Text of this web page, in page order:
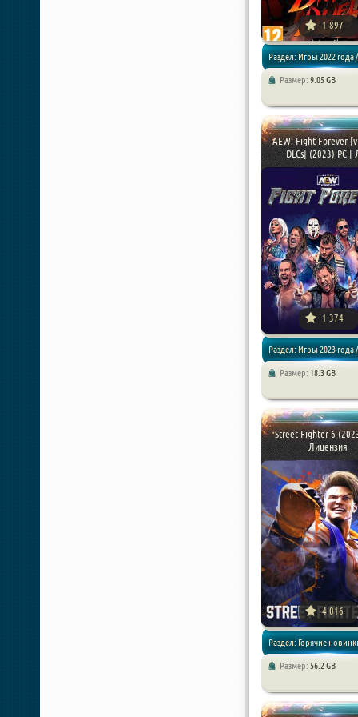
1 897
Раздел: Игры 2022 года /
Размер: 9.05 GB
AEW: Fight Forever
DLCs] (2023) PC |
1 374
Раздел: Игры 2023 года /
Аркады / Экшены
Размер: 18.3 GB
Street Fighter 6
Лицензия
4 016
Раздел: Горячие
Размер: 56.2 GB